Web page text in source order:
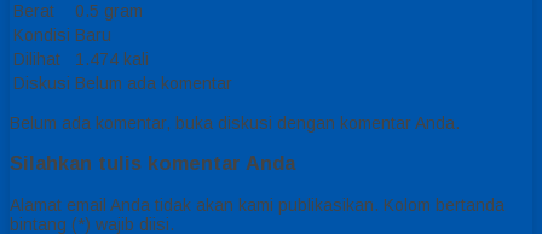
Berat
0.5 gram
Kondisi Baru
Dilihat
1.474 kali
Diskusi Belum ada komentar
Belum ada komentar, buka diskusi dengan komentar Anda.
Silahkan tulis komentar Anda
Alamat email Anda tidak akan kami publikasikan. Kolom bertanda
bintang (*) wajib diisi.